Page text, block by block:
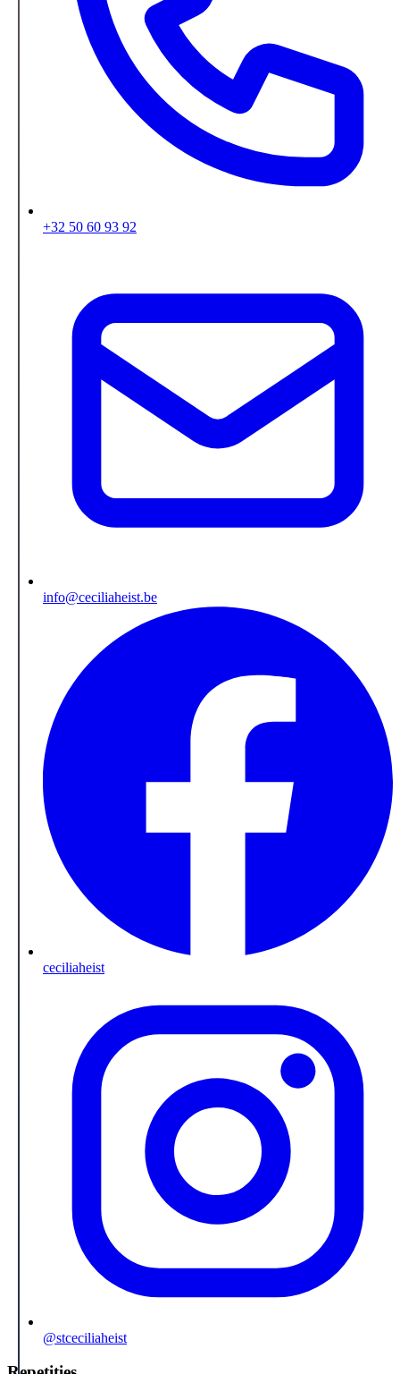
+32 50 60 93 92
info@ceciliaheist.be
ceciliaheist
@stceciliaheist